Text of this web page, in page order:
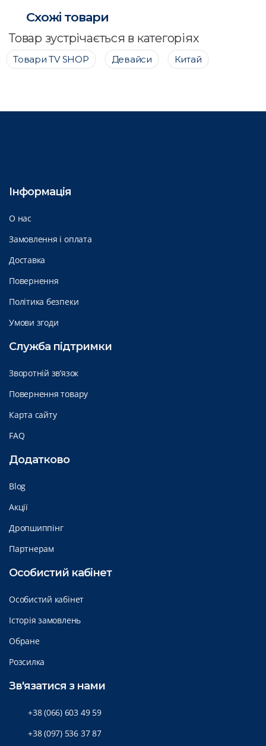
Схожі товари
Товар зустрічається в категоріях
Товари ТV SHOP Девайси Китай
Інформація
О нас
Замовлення і оплата
Доставка
Повернення
Політика безпеки
Умови згоди
Служба підтримки
Зворотній зв’язок
Повернення товару
Карта сайту
FAQ
Додатково
Blog
Акції
Дропшиппінг
Партнерам
Особистий кабінет
Особистий кабінет
Історія замовлень
Обране
Розсилка
Зв'язатися з нами
+38 (066) 603 49 59
+38 (097) 536 37 87